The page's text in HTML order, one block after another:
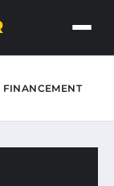
FINANCEMENT